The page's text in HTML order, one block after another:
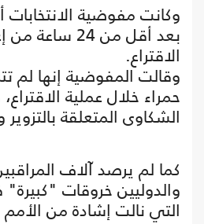
وكانت مفوضية الانتخابات
بعد أقل من 24
الاقتراع.
وقالت المفوضية إنها لم
حمراء خلال عملية
الشكاوى المتعلقة بالتزوير
كما لم يرصد آلاف
والدوليين خروقات "كبيرة"
التي نالت إشادة من الأمم